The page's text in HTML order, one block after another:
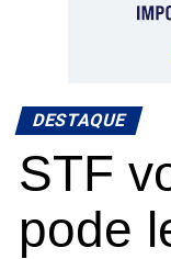
DESTAQUE
STF
pode